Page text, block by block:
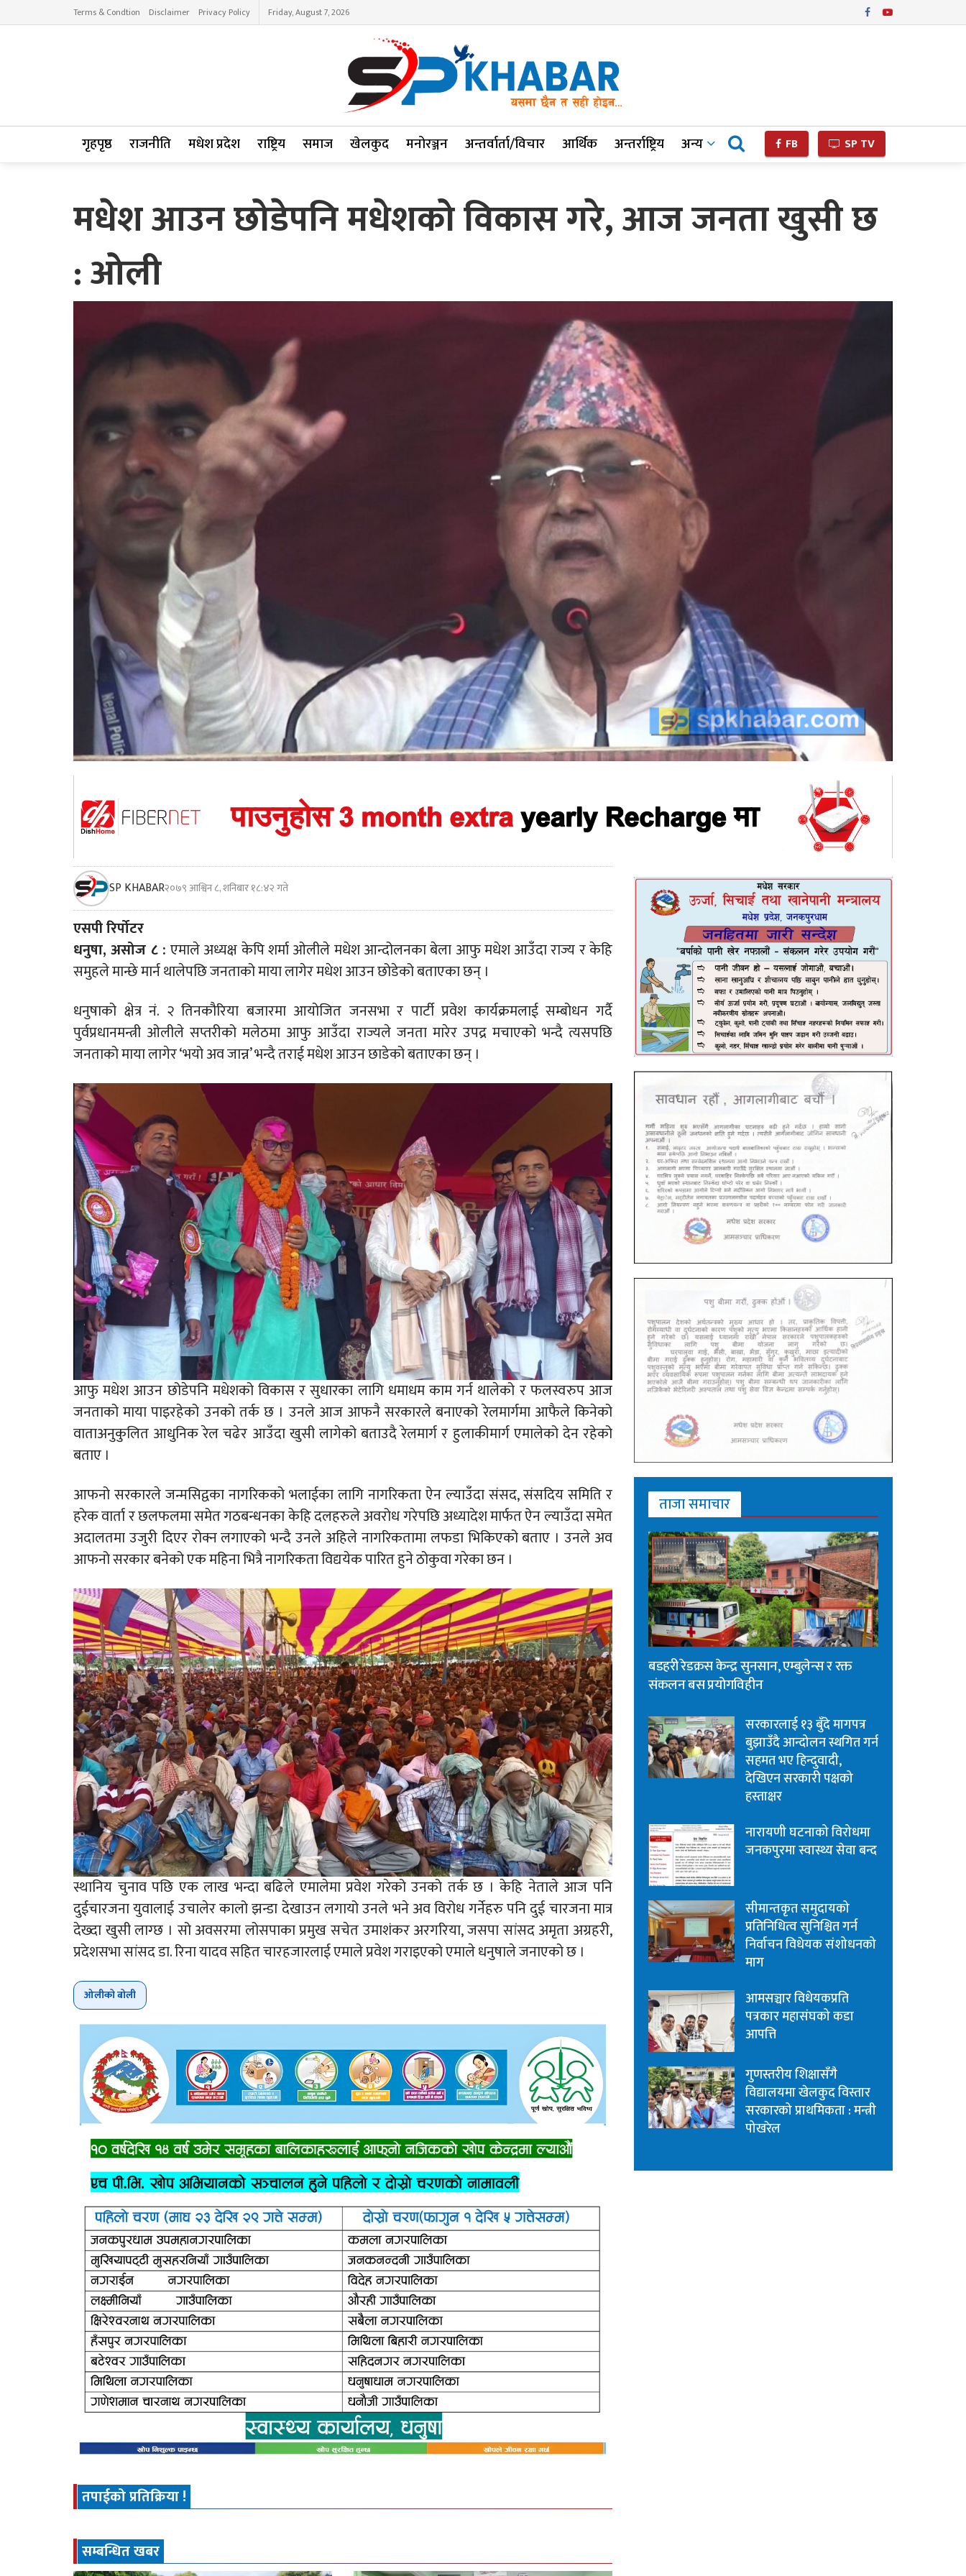
Terms & Condtion Disclaimer Privacy Policy Friday, August 7, 2026
गृहपृष्ठ राजनीति मधेश प्रदेश राष्ट्रिय समाज खेलकुद मनोरञ्जन अन्तर्वार्ता/विचार आर्थिक अन्तर्राष्ट्रिय अन्य FB SP TV
मधेश आउन छोडेपनि मधेशको विकास गरे, आज जनता खुसी छ
: ओली
SP KHABAR२०७९ आश्विन ८, शनिबार १८:४२ गते
एसपी रिर्पोटर
धनुषा, असोज ८ :एमाले अध्यक्ष केपि शर्मा ओलीले मधेश आन्दोलनका बेला आफु मधेश आउँदा राज्य र केहि
समुहले मान्छे मार्न थालेपछि जनताको माया लागेर मधेश आउन छोडेको बताएका छन् ।
धनुषाको क्षेत्र नं. २ तिनकौरिया बजारमा आयोजित जनसभा र पार्टी प्रवेश कार्यक्रमलाई सम्बोधन गर्दै
पुर्वप्रधानमन्त्री ओलीले सप्तरीको मलेठमा आफु आउँदा राज्यले जनता मारेर उपद्र मचाएको भन्दै त्यसपछि
जनताको माया लागेर ‘भयो अव जान्न’ भन्दै तराई मधेश आउन छाडेको बताएका छन् ।
आफु मधेश आउन छोडेपनि मधेशको विकास र सुधारका लागि धमाधम काम गर्न थालेको र फलस्वरुप आज
जनताको माया पाइरहेको उनको तर्क छ । उनले आज आफनै सरकारले बनाएको रेलमार्गमा आफैले किनेको
वाताअनुकुलित आधुनिक रेल चढेर आउँदा खुसी लागेको बताउदै रेलमार्ग र हुलाकीमार्ग एमालेको देन रहेको
बताए ।
आफनो सरकारले जन्मसिद्वका नागरिकको भलाईका लागि नागरिकता ऐन ल्याउँदा संसद, संसदिय समिति र
हरेक वार्ता र छलफलमा समेत गठबन्धनका केहि दलहरुले अवरोध गरेपछि अध्यादेश मार्फत ऐन ल्याउँदा समेत
अदालतमा उजुरी दिएर रोक्न लगाएको भन्दै उनले अहिले नागरिकतामा लफडा भिकिएको बताए । उनले अव
आफनो सरकार बनेको एक महिना भित्रै नागरिकता विद्ययेक पारित हुने ठोकुवा गरेका छन ।
स्थानिय चुनाव पछि एक लाख भन्दा बढिले एमालेमा प्रवेश गरेको उनको तर्क छ । केहि नेताले आज पनि
दुईचारजना युवालाई उचालेर कालो झन्डा देखाउन लगायो उनले भने अव विरोध गर्नेहरु पनि दुई चारजना मात्र
देख्दा खुसी लाग्छ । सो अवसरमा लोसपाका प्रमुख सचेत उमाशंकर अरगरिया, जसपा सांसद अमृता अग्रहरी,
प्रदेशसभा सांसद डा. रिना यादव सहित चारहजारलाई एमाले प्रवेश गराइएको एमाले धनुषाले जनाएको छ ।
ओलीको बोली
तपाईको प्रतिक्रिया !
सम्बन्धित खबर
ताजा समाचार
बडहरी रेडक्रस केन्द्र सुनसान, एम्बुलेन्स र रक्त
संकलन बस प्रयोगविहीन
सरकारलाई १३ बुँदे मागपत्र
बुझाउँदै आन्दोलन स्थगित गर्न
सहमत भए हिन्दुवादी,
देखिएन सरकारी पक्षको
हस्ताक्षर
नारायणी घटनाको विरोधमा
जनकपुरमा स्वास्थ्य सेवा बन्द
सीमान्तकृत समुदायको
प्रतिनिधित्व सुनिश्चित गर्न
निर्वाचन विधेयक संशोधनको
माग
आमसञ्चार विधेयकप्रति
पत्रकार महासंघको कडा
आपत्ति
गुणस्तरीय शिक्षासँगै
विद्यालयमा खेलकुद विस्तार
सरकारको प्राथमिकता : मन्त्री
पोखरेल